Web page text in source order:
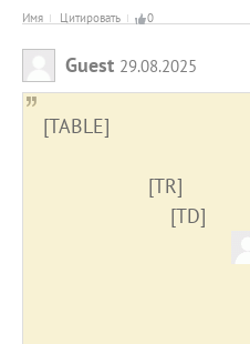
Имя Цитировать 0
Guest 29.08.2025
[TABLE]
[TR]
[TD]